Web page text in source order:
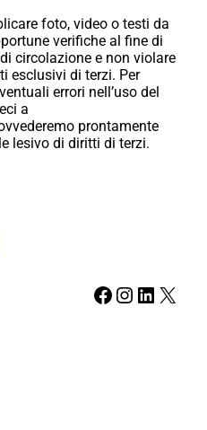
foto, video o testi da
verifiche al fine di
circolazione e non violare
esclusivi di terzi. Per
errori nell’uso del
a
prontamente
lesivo di diritti di terzi.
Facebook Instagram LinkedIn X